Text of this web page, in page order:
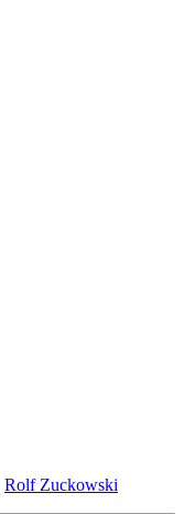
Rolf Zuckowski